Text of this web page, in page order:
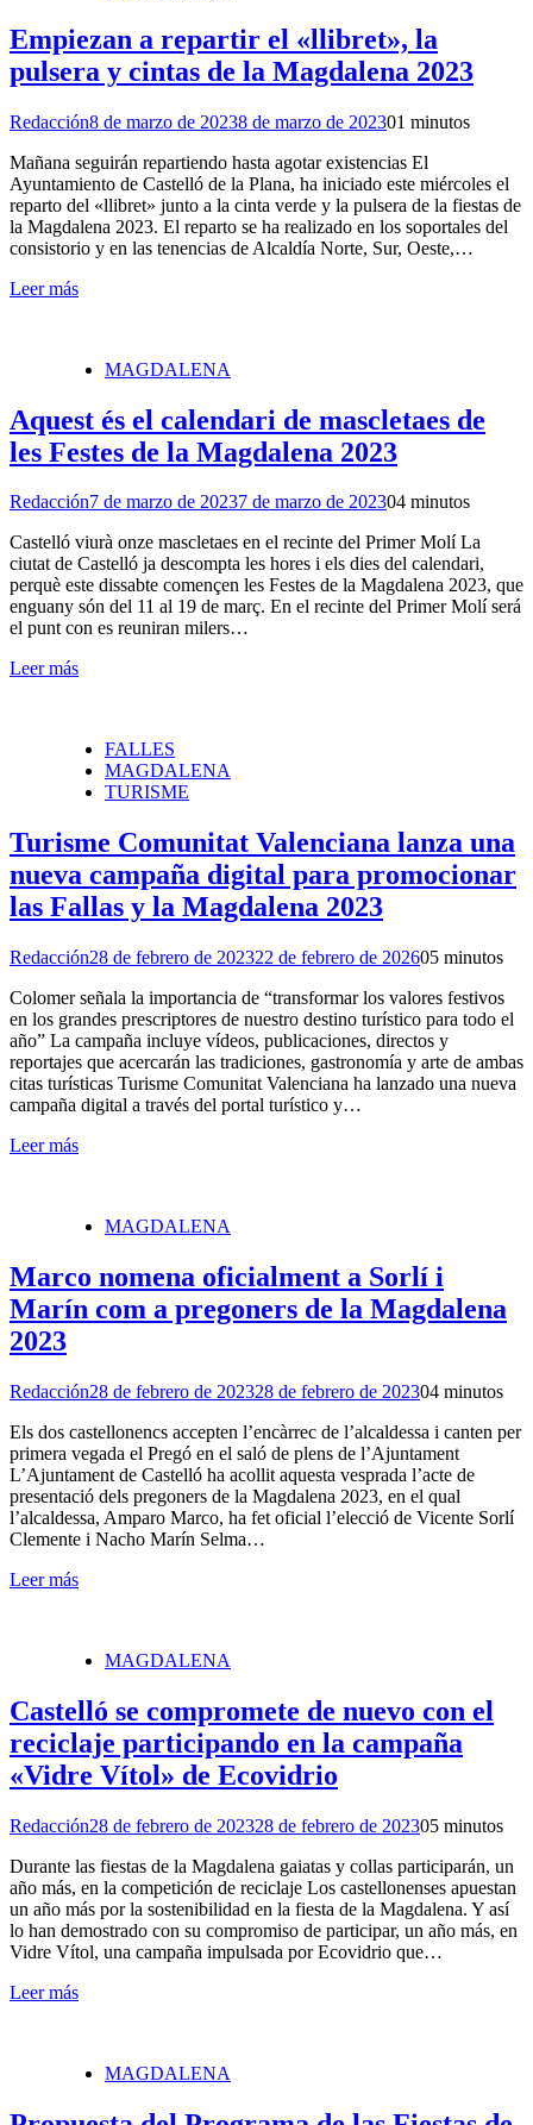
Empiezan a repartir el «llibret», la
pulsera y cintas de la Magdalena 2023
Redacción8 de marzo de 20238 de marzo de 202301 minutos
Mañana seguirán repartiendo hasta agotar existencias El
Ayuntamiento de Castelló de la Plana, ha iniciado este miércoles el
reparto del «llibret» junto a la cinta verde y la pulsera de la fiestas de
la Magdalena 2023. El reparto se ha realizado en los soportales del
consistorio y en las tenencias de Alcaldía Norte, Sur, Oeste,…
Leer más
MAGDALENA
Aquest és el calendari de mascletaes de
les Festes de la Magdalena 2023
Redacción7 de marzo de 20237 de marzo de 202304 minutos
Castelló viurà onze mascletaes en el recinte del Primer Molí La
ciutat de Castelló ja descompta les hores i els dies del calendari,
perquè este dissabte començen les Festes de la Magdalena 2023, que
enguany són del 11 al 19 de març. En el recinte del Primer Molí será
el punt con es reuniran milers…
Leer más
FALLES
MAGDALENA
TURISME
Turisme Comunitat Valenciana lanza una
nueva campaña digital para promocionar
las Fallas y la Magdalena 2023
Redacción28 de febrero de 202322 de febrero de 202605 minutos
Colomer señala la importancia de “transformar los valores festivos
en los grandes prescriptores de nuestro destino turístico para todo el
año” La campaña incluye vídeos, publicaciones, directos y
reportajes que acercarán las tradiciones, gastronomía y arte de ambas
citas turísticas Turisme Comunitat Valenciana ha lanzado una nueva
campaña digital a través del portal turístico y…
Leer más
MAGDALENA
Marco nomena oficialment a Sorlí i
Marín com a pregoners de la Magdalena
2023
Redacción28 de febrero de 202328 de febrero de 202304 minutos
Els dos castellonencs accepten l’encàrrec de l’alcaldessa i canten per
primera vegada el Pregó en el saló de plens de l’Ajuntament
L’Ajuntament de Castelló ha acollit aquesta vesprada l’acte de
presentació dels pregoners de la Magdalena 2023, en el qual
l’alcaldessa, Amparo Marco, ha fet oficial l’elecció de Vicente Sorlí
Clemente i Nacho Marín Selma…
Leer más
MAGDALENA
Castelló se compromete de nuevo con el
reciclaje participando en la campaña
«Vidre Vítol» de Ecovidrio
Redacción28 de febrero de 202328 de febrero de 202305 minutos
Durante las fiestas de la Magdalena gaiatas y collas participarán, un
año más, en la competición de reciclaje Los castellonenses apuestan
un año más por la sostenibilidad en la fiesta de la Magdalena. Y así
lo han demostrado con su compromiso de participar, un año más, en
Vidre Vítol, una campaña impulsada por Ecovidrio que…
Leer más
MAGDALENA